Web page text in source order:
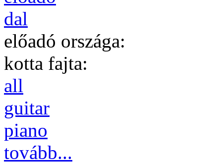
dal
előadó országa:
kotta fajta:
all
guitar
piano
tovább...